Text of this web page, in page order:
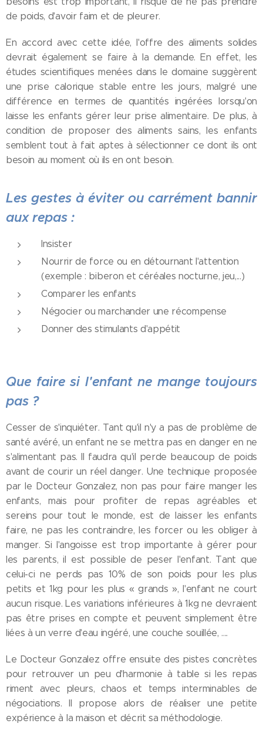
de poids, d'avoir faim et de pleurer.
En accord avec cette idée, l'offre des aliments solides
devrait également se faire à la demande. En effet, les
études scientifiques menées dans le domaine suggèrent
une prise calorique stable entre les jours, malgré une
différence en termes de quantités ingérées lorsqu'on
laisse les enfants gérer leur prise alimentaire. De plus, à
condition de proposer des aliments sains, les enfants
semblent tout à fait aptes à sélectionner ce dont ils ont
besoin au moment où ils en ont besoin.
Les gestes à éviter ou carrément bannir
aux repas :
Insister
Nourrir de force ou en détournant l'attention
(exemple : biberon et céréales nocturne, jeu,...)
Comparer les enfants
Négocier ou marchander une récompense
Donner des stimulants d'appétit
Que faire si l'enfant ne mange toujours
pas ?
Cesser de s'inquiéter. Tant qu'il n'y a pas de problème de
santé avéré, un enfant ne se mettra pas en danger en ne
s'alimentant pas. Il faudra qu'il perde beaucoup de poids
avant de courir un réel danger. Une technique proposée
par le Docteur Gonzalez, non pas pour faire manger les
enfants, mais pour profiter de repas agréables et
sereins pour tout le monde, est de laisser les enfants
faire, ne pas les contraindre, les forcer ou les obliger à
manger. Si l'angoisse est trop importante à gérer pour
les parents, il est possible de peser l'enfant. Tant que
celui-ci ne perds pas 10% de son poids pour les plus
petits et 1kg pour les plus « grands », l'enfant ne court
aucun risque. Les variations inférieures à 1kg ne devraient
pas être prises en compte et peuvent simplement être
liées à un verre d'eau ingéré, une couche souillée, ....
Le Docteur Gonzalez offre ensuite des pistes concrètes
pour retrouver un peu d'harmonie à table si les repas
riment avec pleurs, chaos et temps interminables de
négociations. Il propose alors de réaliser une petite
expérience à la maison et décrit sa méthodologie.